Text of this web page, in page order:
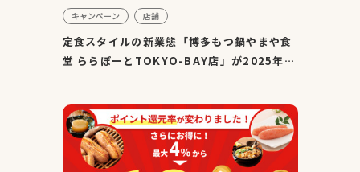
キャンペーン 店舗
定食スタイルの新業態「博多もつ鍋やまや食
堂 ららぽーとTOKYO-BAY店」が2025年